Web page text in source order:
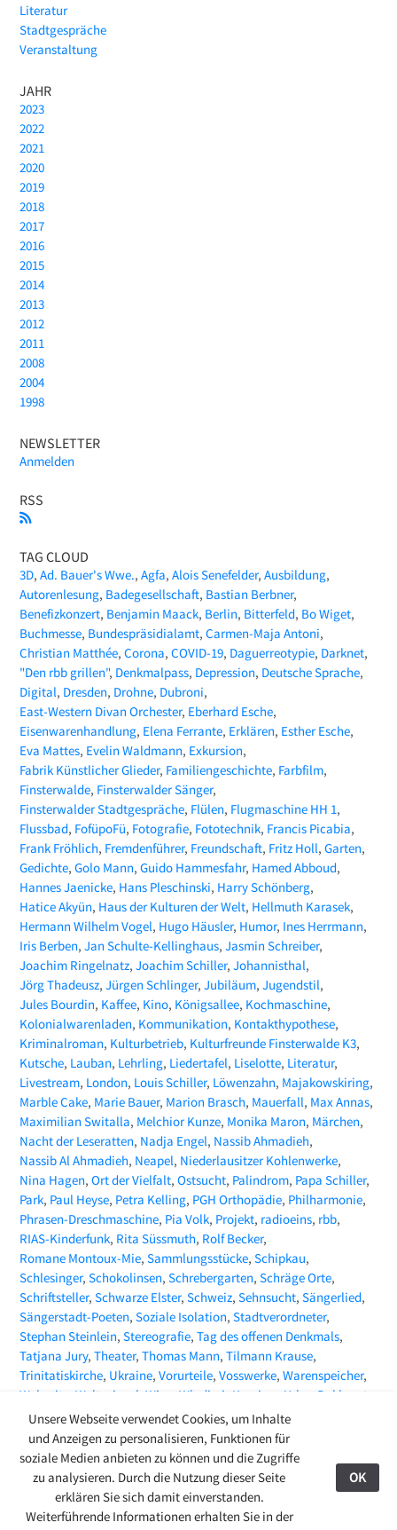
Literatur
Stadtgespräche
Veranstaltung
JAHR
2023
2022
2021
2020
2019
2018
2017
2016
2015
2014
2013
2012
2011
2008
2004
1998
NEWSLETTER
Anmelden
RSS
TAG CLOUD
3D Ad. Bauer's Wwe. Agfa Alois Senefelder Ausbildung
Autorenlesung Badegesellschaft Bastian Berbner
Benefizkonzert Benjamin Maack Berlin Bitterfeld Bo Wiget
Buchmesse Bundespräsidialamt Carmen-Maja Antoni
Christian Matthée Corona COVID-19 Daguerreotypie Darknet
"Den rbb grillen" Denkmalpass Depression Deutsche Sprache
Digital Dresden Drohne Dubroni
East-Western Divan Orchester Eberhard Esche
Eisenwarenhandlung Elena Ferrante Erklären Esther Esche
Eva Mattes Evelin Waldmann Exkursion
Fabrik Künstlicher Glieder Familiengeschichte Farbfilm
Finsterwalde Finsterwalder Sänger
Finsterwalder Stadtgespräche Flülen Flugmaschine HH 1
Flussbad FofüpoFü Fotografie Fototechnik Francis Picabia
Frank Fröhlich Fremdenführer Freundschaft Fritz Holl Garten
Gedichte Golo Mann Guido Hammesfahr Hamed Abboud
Hannes Jaenicke Hans Pleschinski Harry Schönberg
Hatice Akyün Haus der Kulturen der Welt Hellmuth Karasek
Hermann Wilhelm Vogel Hugo Häusler Humor Ines Herrmann
Iris Berben Jan Schulte-Kellinghaus Jasmin Schreiber
Joachim Ringelnatz Joachim Schiller Johannisthal
Jörg Thadeusz Jürgen Schlinger Jubiläum Jugendstil
Jules Bourdin Kaffee Kino Königsallee Kochmaschine
Kolonialwarenladen Kommunikation Kontakthypothese
Kriminalroman Kulturbetrieb Kulturfreunde Finsterwalde K3
Kutsche Lauban Lehrling Liedertafel Liselotte Literatur
Livestream London Louis Schiller Löwenzahn Majakowskiring
Marble Cake Marie Bauer Marion Brasch Mauerfall Max Annas
Maximilian Switalla Melchior Kunze Monika Maron Märchen
Nacht der Leseratten Nadja Engel Nassib Ahmadieh
Nassib Al Ahmadieh Neapel Niederlausitzer Kohlenwerke
Nina Hagen Ort der Vielfalt Ostsucht Palindrom Papa Schiller
Park Paul Heyse Petra Kelling PGH Orthopädie Philharmonie
Phrasen-Dreschmaschine Pia Volk Projekt radioeins rbb
RIAS-Kinderfunk Rita Süssmuth Rolf Becker
Romane Montoux-Mie Sammlungsstücke Schipkau
Schlesinger Schokolinsen Schrebergarten Schräge Orte
Schriftsteller Schwarze Elster Schweiz Sehnsucht Sängerlied
Sängerstadt-Poeten Soziale Isolation Stadtverordneter
Stephan Steinlein Stereografie Tag des offenen Denkmals
Tatjana Jury Theater Thomas Mann Tilmann Krause
Trinitatiskirche Ukraine Vorurteile Vosswerke Warenspeicher
Webseite
Weltspiegel Wien Wladimir Kaminer
Yehor Bakhmut
ZEITMAGAZIN Zeitungsartikel Zoë Beck
27.08.24
© 2009-2026 Ring-Café Finsterwalde Kontakt
Unsere Webseite verwendet Cookies, um Inhalte
und Anzeigen zu personalisieren, Funktionen für
soziale Medien anbieten zu können und die Zugriffe
zu analysieren. Durch die Nutzung dieser Seite
erklären Sie sich damit einverstanden.
Weiterführende Informationen erhalten Sie in der
OK